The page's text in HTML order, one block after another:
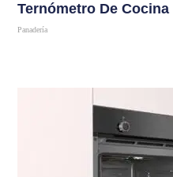
Ternómetro De Cocina
Panadería